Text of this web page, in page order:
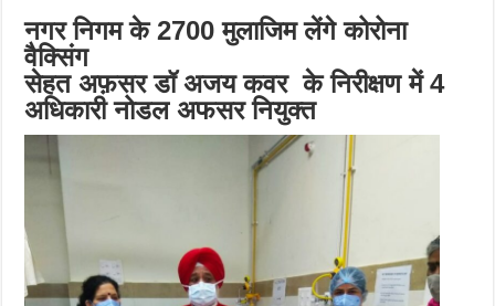
नगर निगम के 2700 मुलाजिम लेंगे कोरोना
वैक्सिंग
सेहत अफ़सर डॉ अजय कवर के निरीक्षण में 4
अधिकारी नोडल अफसर नियुक्त